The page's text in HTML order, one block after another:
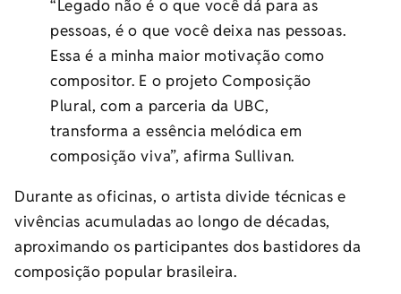
“Legado não é o que você dá para as
pessoas, é o que você deixa nas pessoas.
Essa é a minha maior motivação como
compositor. E o projeto Composição
Plural, com a parceria da UBC,
transforma a essência melódica em
composição viva”, afirma Sullivan.
Durante as oficinas, o artista divide técnicas e
vivências acumuladas ao longo de décadas,
aproximando os participantes dos bastidores da
composição popular brasileira.